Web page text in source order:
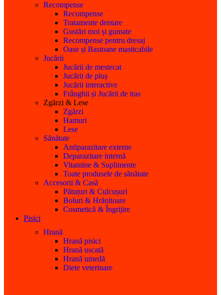
Recompense
Recompense
Tratamente dentare
Gustări moi și gumate
Recompense pentru dresaj
Oase și Bastoane masticabile
Jucării
Jucării de mestecat
Jucării de pluș
Jucării interactive
Frânghii și Jucării de tras
Zgărzi & Lese
Zgărzi
Hamuri
Lese
Sănătate
Antiparazitare externe
Deparazitare internă
Vitamine & Suplimente
Toate produsele de sănătate
Accesorii & Casă
Pătuțuri & Culcușuri
Boluri & Hrănitoare
Cosmetică & Îngrijire
Pisici
Hrană
Hrană pisici
Hrană uscată
Hrană umedă
Diete veterinare